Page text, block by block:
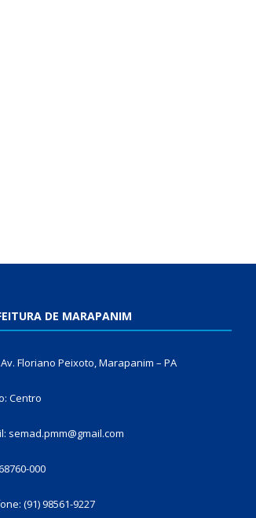
DE MARAPANIM
Floriano Peixoto, Marapanim – PA
Centro
semad.pmm@gmail.com
000
(91) 98561-9227